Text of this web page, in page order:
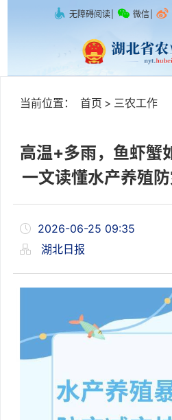
无障碍阅读 微信
当前位置： 首页 > 三农工作
高温+多雨，鱼虾蟹
一文读懂水产养殖
2026-06-25 09:35
湖北日报